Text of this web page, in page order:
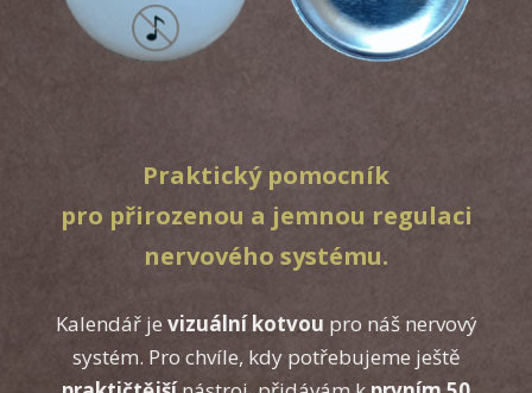
Praktický pomocník
pro přirozenou a jemnou regulaci
nervového systému.
Kalendář je vizuální kotvou pro náš nervový
systém. Pro chvíle, kdy potřebujeme ještě